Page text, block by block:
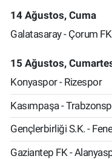
14 Ağustos, Cuma
Galatasaray - Çorum FK
15 Ağustos,
Konyaspor - Rizespor
Kasımpaşa -
Gençlerbirliği S.K. -
Gaziantep FK -